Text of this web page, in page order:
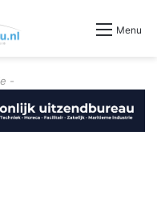
Menu
-